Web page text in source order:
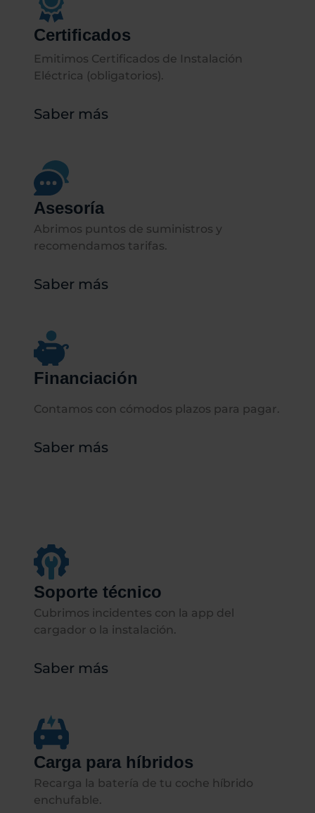
Certificados
Emitimos Certificados de Instalación
Eléctrica (obligatorios).
Saber más
Asesoría
Abrimos puntos de suministros y
recomendamos tarifas.
Saber más
Financiación
Contamos con cómodos plazos para pagar.
Saber más
Soporte técnico
Cubrimos incidentes con la app del
cargador o la instalación.
Saber más
Carga para híbridos
Recarga la batería de tu coche híbrido
enchufable.​​